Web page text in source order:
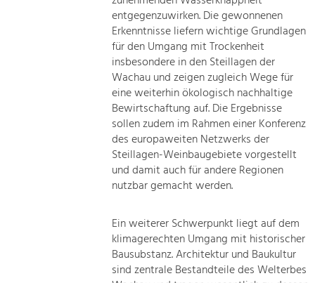
entgegenzuwirken. Die gewonnenen
Erkenntnisse liefern wichtige Grundlagen
für den Umgang mit Trockenheit
insbesondere in den Steillagen der
Wachau und zeigen zugleich Wege für
eine weiterhin ökologisch nachhaltige
Bewirtschaftung auf. Die Ergebnisse
sollen zudem im Rahmen einer Konferenz
des europaweiten Netzwerks der
Steillagen-Weinbaugebiete vorgestellt
und damit auch für andere Regionen
nutzbar gemacht werden.
Ein weiterer Schwerpunkt liegt auf dem
klimagerechten Umgang mit historischer
Bausubstanz. Architektur und Baukultur
sind zentrale Bestandteile des Welterbes